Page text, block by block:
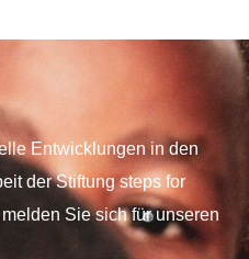
Entwicklungen in den
der Stiftung steps for
Sie sich für unseren